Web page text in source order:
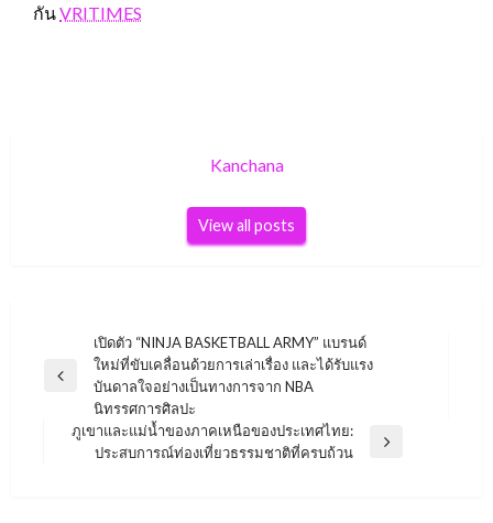
กันVRITIMES
Kanchana
View all posts
navigation
Previous
เปิดตัว “NINJA BASKETBALL ARMY” แบรนด์
ใหม่ที่ขับเคลื่อนด้วยการเล่าเรื่อง และได้รับแรง
บันดาลใจอย่างเป็นทางการจาก NBA
นิทรรศการศิลปะ
Next
ภูเขาและแม่น้ำของภาคเหนือของประเทศไทย:
ประสบการณ์ท่องเที่ยวธรรมชาติที่ครบถ้วน